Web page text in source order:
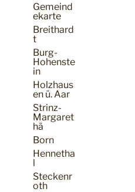
Gemeind
ekarte
Breithard
t
Burg-
Hohenste
in
Holzhaus
en ü. Aar
Strinz-
Margaret
hä
Born
Hennetha
l
Steckenr
oth